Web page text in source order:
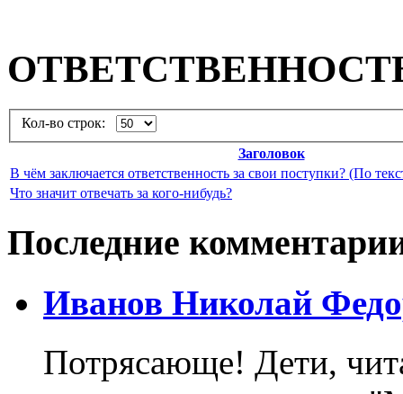
Кол-во строк:
Заголовок
В чём заключается ответственность за свои поступки? (По
Что значит отвечать за кого-нибудь?
Последние
Иванов Николай
Потрясающе! Дети,